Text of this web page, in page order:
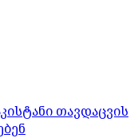
თავდაცვის